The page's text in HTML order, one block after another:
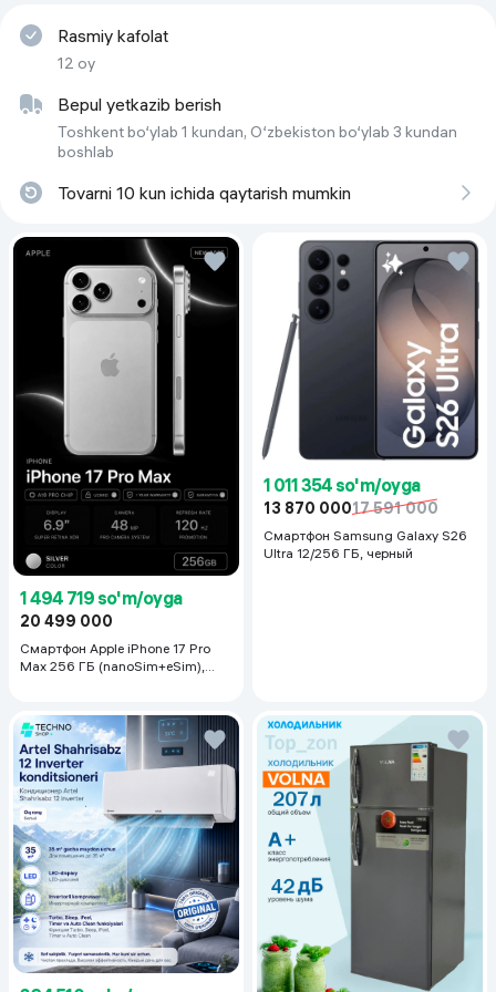
Объем встроенной памяти
Тип аккумулятора
Стандарт связи
5G , 4G LTE , 3G
Версия ОС на начало продаж
Rang
Rasmiy kafolat
12 oy
Bepul yetkazib berish
Toshkent bo‘ylab 1 kundan, O‘zbekiston bo‘ylab 3 kundan
boshlab
Tovarni 10 kun ichida qaytarish mumkin
1 494 719 so'm/oyga
20 499 000
Смартфон Apple iPhone 17 Pro
Max 256 ГБ (nanoSim+eSim),
1 011 354 so'm/oyga
13 870 00017 591 000
Смартфон Samsung Galaxy S26
Ultra 12/256 ГБ, черный